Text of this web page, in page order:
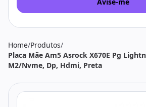
Home/Produtos/
Placa Mãe Am5 Asrock X670E Pg
M2/Nvme, Dp, Hdmi, Preta